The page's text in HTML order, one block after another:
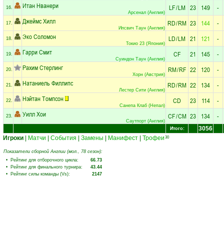
16. Итан Нванери
Арсенал (Англия)
LF/LM 23 149 -
17. Джеймс Хилл
Ипсвич Таун (Англия)
RD/RM 23 144 -
18. Эко Соломон
Токио 23 (Япония)
LD/LM 21 121 -
19. Гарри Смит
Суиндон Таун (Англия)
CF 21 145 -
20. Рахим Стерлинг
Хорн (Австрия)
RM/RF 22 120 -
21. Натаниель Филлипс
Лестер Сити (Англия)
RD/RM 22 134 -
22. Нэйтан Томпсон
Санепа Клаб (Непал)
CD 23 114 -
23. Уилл Хои
Саутпорт (Англия)
CF/CM 23 134 -
Итого:
3056
Игроки
Матчи События Замены Манифест Трофеи 30
Показатели сборной Англии (мол., 78 сезон):
• Рейтинг для отборочного цикла:
66.73
• Рейтинг для финального турнира:
43.44
• Рейтинг силы команды (Vs):
2147